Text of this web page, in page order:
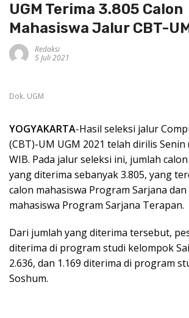
UGM Terima 3.805 Calon
Mahasiswa Jalur CBT-
Redaksi
5 Juli 2021
Dok. UGM
YOGYAKARTA-Hasil seleksi jalur
(CBT)-UM UGM 2021 telah dirilis Senin
WIB. Pada jalur seleksi ini, jumlah
yang diterima sebanyak 3.805, yang
calon mahasiswa Program Sarjana dan
mahasiswa Program Sarjana Terapan.
Dari jumlah yang diterima tersebut,
diterima di program studi kelompok
2.636, dan 1.169 diterima di program
Soshum.